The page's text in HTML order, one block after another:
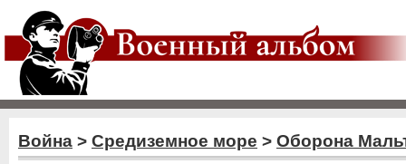
Война > Средиземное море > Оборона